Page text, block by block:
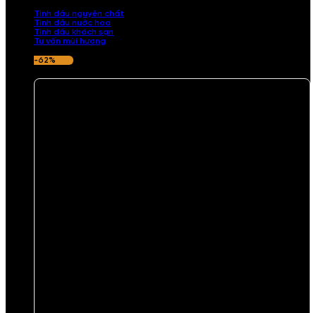
Tinh dầu nguyên chất
Tinh dầu nước hoa
Tinh dầu khách sạn
Tư vấn mùi hương
-62%